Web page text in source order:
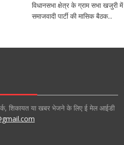
विधानसभा क्षेत्र के ग्राम सभा खजुरी में
समाजवादी पार्टी की मासिक बैठक...
शिकायत या खबर भेजने के लिए ई मेल आईडी